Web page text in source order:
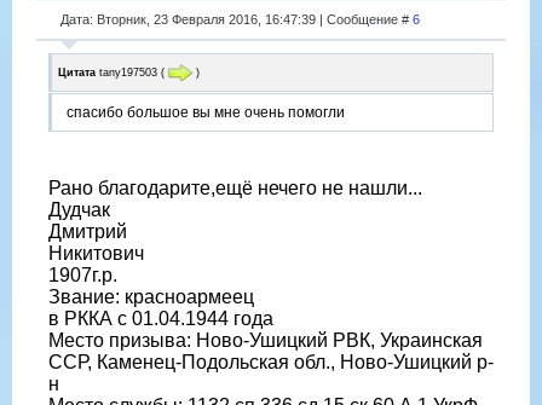
Дата: Вторник, 23 Февраля 2016, 16:47:39 | Сообщение # 6
Цитата tany197503 ( )
спасибо большое вы мне очень помогли
Рано благодарите,ещё нечего не нашли...
Дудчак
Дмитрий
Никитович
1907г.р.
Звание: красноармеец
в РККА с 01.04.1944 года
Место призыва: Ново-Ушицкий РВК, Украинская
ССР, Каменец-Подольская обл., Ново-Ушицкий р-
н